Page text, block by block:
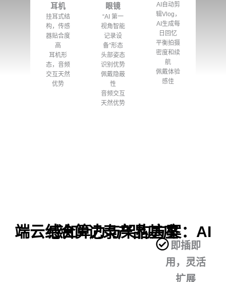
耳机
挂耳式结
构，传感
器贴合度
高
耳机形
态，音频
交互天然
优势
眼镜
“AI 第一
视角智能
记录设
备”形态
头部姿态
识别优势
佩戴隐蔽
性
音频交互
天然优势
AI自动剪
辑Vlog，
AI生成每
日回忆
平衡拍摄
密度和续
航
佩戴体验
感佳
端云结合算力与架构方案：
AI感知+记录产品基座
即插即
用，灵活
扩展